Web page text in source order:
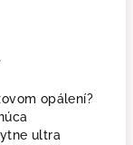
opálení?
ultra